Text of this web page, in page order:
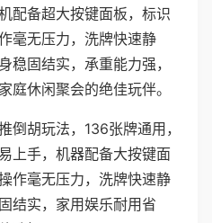
配备超大按键面板，标识
毫无压力，洗牌快速静
稳固结实，承重能力强，
庭休闲聚会的绝佳玩伴。
倒胡玩法，136张牌通用，
上手，机器配备大按键面
作毫无压力，洗牌快速静
结实，家用娱乐耐用省